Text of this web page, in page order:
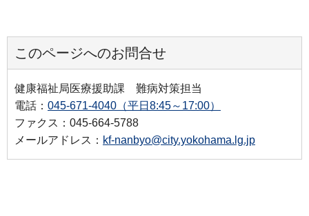
このページへのお問合せ
健康福祉局医療援助課 難病対策担当
電話： 045-671-4040（平日8:45～17:00）
ファクス：045-664-5788
メールアドレス： kf-nanbyo@city.yokohama.lg.jp